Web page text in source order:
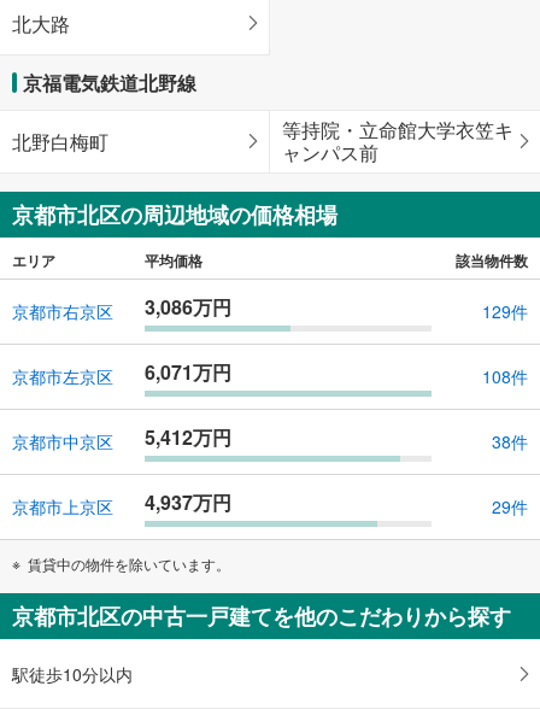
北大路
京福電気鉄道北野線
北野白梅町
等持院・立命館大学衣笠キ
ャンパス前
京都市北区の周辺地域の価格相場
エリア 平均価格 該当物件数
京都市右京区 3,086万円 129件
京都市左京区 6,071万円 108件
京都市中京区 5,412万円 38件
京都市上京区 4,937万円 29件
賃貸中の物件を除いています。
京都市北区の中古一戸建てを他のこだわりから探す
駅徒歩10分以内